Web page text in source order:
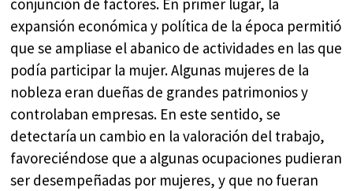
conjunción de factores. En primer lugar, la
expansión económica y política de la época permitió
que se ampliase el abanico de actividades en las que
podía participar la mujer. Algunas mujeres de la
nobleza eran dueñas de grandes patrimonios y
controlaban empresas. En este sentido, se
detectaría un cambio en la valoración del trabajo,
favoreciéndose que a algunas ocupaciones pudieran
ser desempeñadas por mujeres, y que no fueran